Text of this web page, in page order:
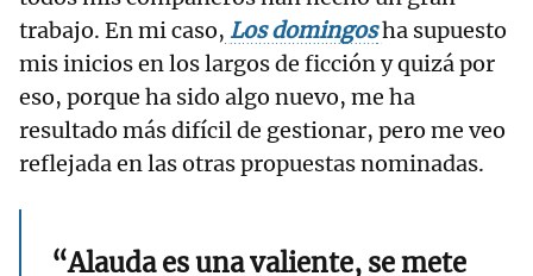
trabajo. En mi caso, Los domingosha supuesto
mis inicios en los largos de ficción y quizá por
eso, porque ha sido algo nuevo, me ha
resultado más difícil de gestionar, pero me veo
reflejada en las otras propuestas nominadas.
“Alauda es una valiente, se mete